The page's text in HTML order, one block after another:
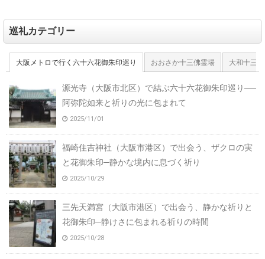
巡礼カテゴリー
大阪メトロで行く六十六花御朱印巡り おおさか十三佛霊場 大和十三
源光寺（大阪市北区）で結ぶ六十六花御朱印巡り──
阿弥陀如来と祈りの光に包まれて
2025/11/01
福崎住吉神社（大阪市港区）で出会う、ザクロの実
と花御朱印─静かな境内に息づく祈り
2025/10/29
三先天満宮（大阪市港区）で出会う、静かな祈りと
花御朱印─静けさに包まれる祈りの時間
2025/10/28